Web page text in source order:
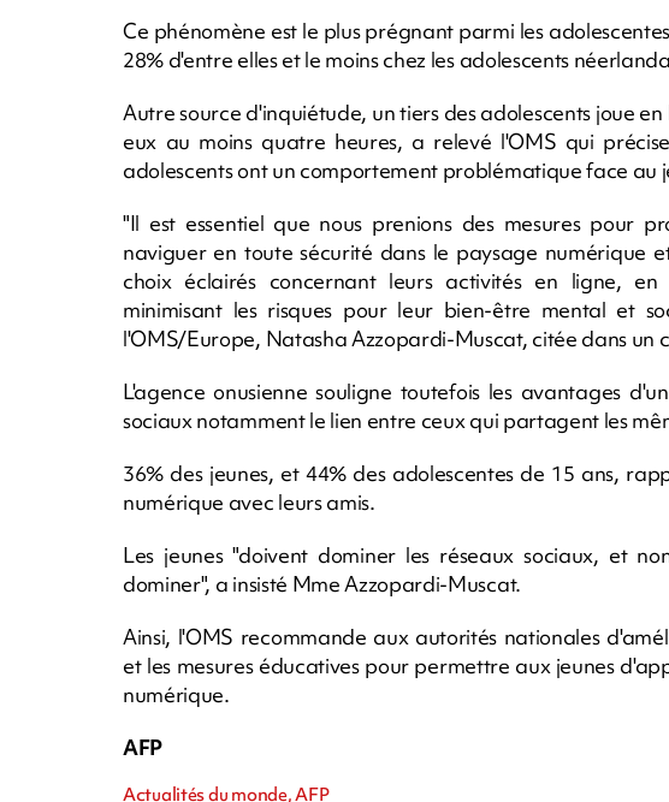
Ce phénomène est le plus prégnant parmi les
28% d'entre elles et le moins chez les adolescents
Autre source d'inquiétude, un tiers des adolescents joue
eux au moins quatre heures, a relevé l'OMS qui
adolescents ont un comportement problématique face au
"Il est essentiel que nous prenions des mesures pour
naviguer en toute sécurité dans le paysage numérique
choix éclairés concernant leurs activités en ligne,
minimisant les risques pour leur bien-être mental et
l'OMS/Europe, Natasha Azzopardi-Muscat, citée dans un
L'agence onusienne souligne toutefois les avantages
sociaux notamment le lien entre ceux qui partagent les
36% des jeunes, et 44% des adolescentes de 15 ans,
numérique avec leurs amis.
Les jeunes "doivent dominer les réseaux sociaux, et
dominer", a insisté Mme Azzopardi-Muscat.
Ainsi, l'OMS recommande aux autorités nationales
et les mesures éducatives pour permettre aux jeunes
numérique.
AFP
Actualités du monde, AFP